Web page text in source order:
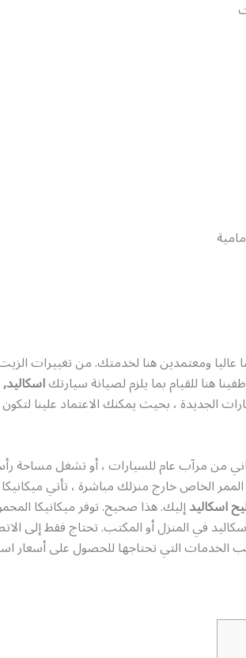
عاليا ومعتمدين هنا لخدمتك. من تغييرات
هنا للقيام بما يلزم لصيانة سيارتكاسكاليد,
الجديدة ، بحيث يمكنك الاعتماد علينا
من مرآب عام للسيارات ، أو تشغل مساحة
الخاص خارج منزلك مباشرة ، تأتي
اسكاليدإليك. هذا صحيح. توفر ميكانيكا
في المنزل أو المكتب. تحتاج فقط إلى
الخدمات التي تحتاجها للحصول على أسعار